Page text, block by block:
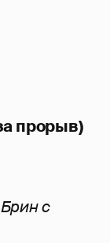
прорыв)
с